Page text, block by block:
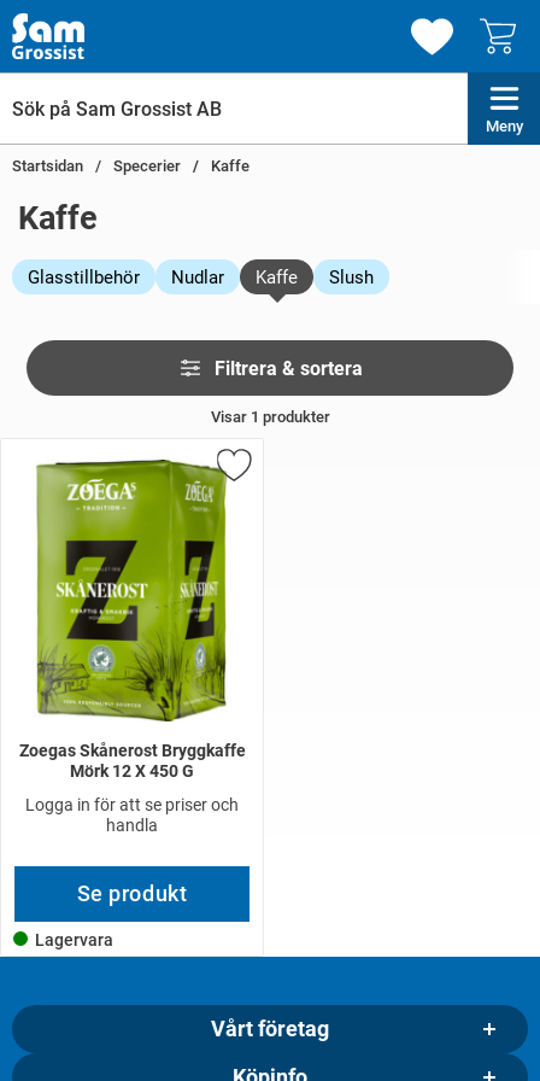
Meny
Startsidan Specerier Kaffe
Kaffe
Glasstillbehör Nudlar Kaffe Slush
Hoppa
över
filtersektionen
Filtrera & sortera
Visar 1 produkter
Zoegas Skånerost Bryggkaffe
Mörk 12 X 450 G
Logga in för att se priser och
handla
Se produkt
Lagervara
Vårt företag